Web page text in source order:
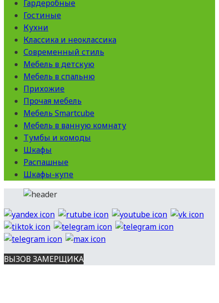
Гардеробные
Гостиные
Кухни
Классика и неоклассика
Современный стиль
Мебель в детскую
Мебель в спальню
Прихожие
Прочая мебель
Мебель Smartcube
Мебель в ванную комнату
Тумбы и комоды
Шкафы
Распашные
Шкафы-купе
ВЫЗОВ ЗАМЕРЩИКА